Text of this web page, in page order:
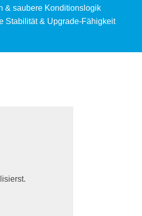
& saubere Konditionslogik
Stabilität & Upgrade-Fähigkeit